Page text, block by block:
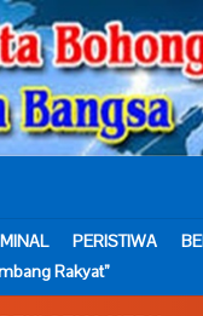
PERISTIWA
Rakyat”